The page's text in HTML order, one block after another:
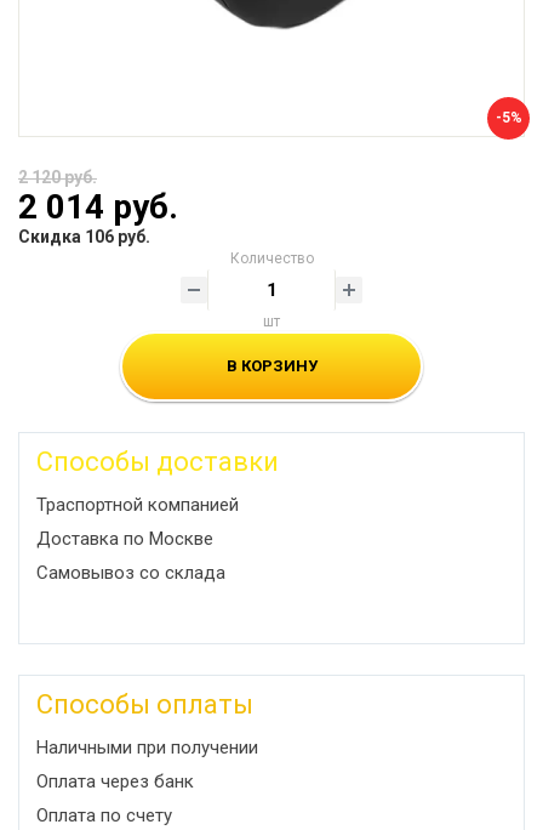
-5%
2 120 руб.
2 014 руб.
Скидка 106 руб.
Количество
шт
В КОРЗИНУ
Способы доставки
Траспортной компанией
Доставка по Москве
Самовывоз со склада
Способы оплаты
Наличными при получении
Оплата через банк
Оплата по счету